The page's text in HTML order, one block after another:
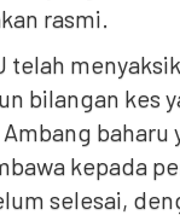
rasmi.
telah
bilangan kes
Ambang
kepada
selesai,